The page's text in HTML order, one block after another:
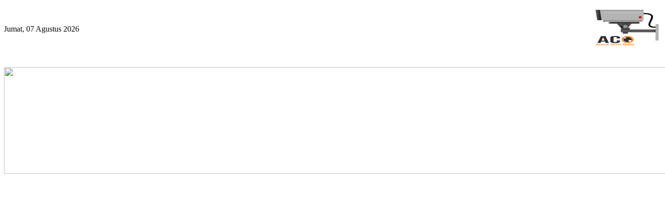
Jumat, 07 Agustus 2026